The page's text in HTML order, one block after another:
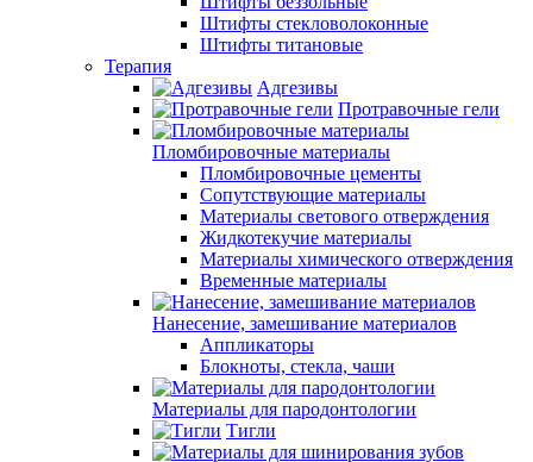
Штифты стекловолоконные
Штифты титановые
Терапия
Адгезивы
Протравочные гели
Пломбировочные материалы
Пломбировочные цементы
Сопутствующие материалы
Материалы светового отверждения
Жидкотекучие материалы
Материалы химического отверждения
Временные материалы
Нанесение, замешивание материалов
Аппликаторы
Блокноты, стекла, чаши
Материалы для пародонтологии
Тигли